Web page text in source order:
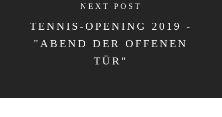
NEXT POST
TENNIS-OPENING 2019 -
"ABEND DER OFFENEN
TÜR"